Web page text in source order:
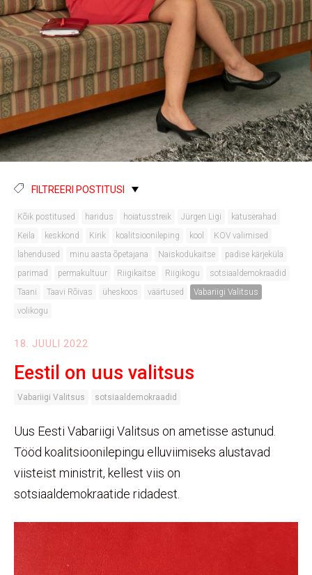
FILTREERI POSTITUSI
Kõik postitused haridus hoiatusstreik Jürgen Ligi
katuserahad
Keila
keskkond Kirik koalitsioonileping kool
KOV valimised
lahendused
minu aasta õpetajana Naiskodukaitse
padise kärjeküla
parimad
permakultuur Riigikaitse Riigikogu
sotsiaaldemokraadid
Taani
Taavi Rõivas üheskoos väärtused
Vabariigi Valitsus
volikogu
18. JUULI 2022
Eestil on uus valitsus
Vabariigi Valitsus sotsiaaldemokraadid
Uus Eesti Vabariigi Valitsus on ametisse astunud.
Tööd koalitsioonilepingu elluviimiseks alustavad
viisteist ministrit, kellest viis on
sotsiaaldemokraatide ridadest.